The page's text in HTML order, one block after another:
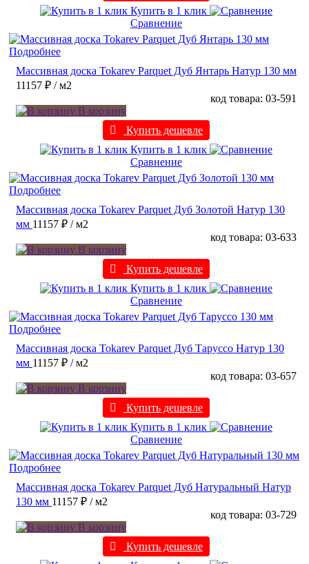
Купить в 1 клик
Сравнение
Подробнее
Массивная доска Tokarev Parquet Дуб Янтарь Натур 130 мм
11157 ₽ / м2
код товара: 03-591
В корзину
Купить дешевле
Купить в 1 клик
Сравнение
Подробнее
Массивная доска Tokarev Parquet Дуб Золотой Натур 130
мм 11157 ₽ / м2
код товара: 03-633
В корзину
Купить дешевле
Купить в 1 клик
Сравнение
Подробнее
Массивная доска Tokarev Parquet Дуб Таруссо Натур 130
мм 11157 ₽ / м2
код товара: 03-657
В корзину
Купить дешевле
Купить в 1 клик
Сравнение
Подробнее
Массивная доска Tokarev Parquet Дуб Натуральный Натур
130 мм 11157 ₽ / м2
код товара: 03-729
В корзину
Купить дешевле